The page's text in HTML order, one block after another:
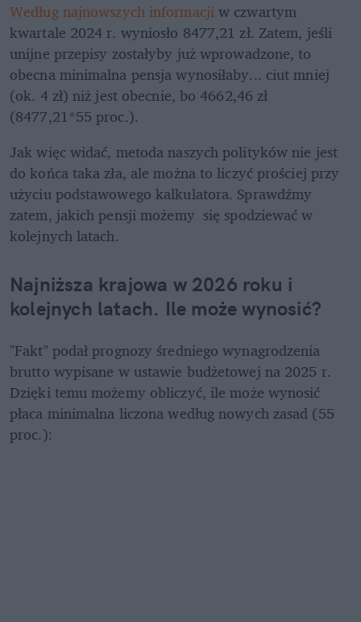
Według najnowszych informacji w czwartym
kwartale 2024 r. wyniosło 8477,21 zł. Zatem, jeśli
unijne przepisy zostałyby już wprowadzone, to
obecna minimalna pensja wynosiłaby... ciut mniej
(ok. 4 zł) niż jest obecnie, bo 4662,46 zł
(8477,21*55 proc.).
Jak więc widać, metoda naszych polityków nie jest
do końca taka zła, ale można to liczyć prościej przy
użyciu podstawowego kalkulatora. Sprawdźmy
zatem, jakich pensji możemy  się spodziewać w
kolejnych latach.
Najniższa krajowa w 2026 roku i
kolejnych latach. Ile może wynosić?
"Fakt" podał prognozy średniego wynagrodzenia
brutto wypisane w ustawie budżetowej na 2025 r.
Dzięki temu możemy obliczyć, ile może wynosić
płaca minimalna liczona według nowych zasad (55
proc.):